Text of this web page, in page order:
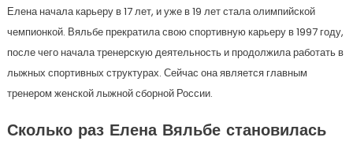
Елена начала карьеру в 17 лет, и уже в 19 лет стала олимпийской
чемпионкой. Вяльбе прекратила свою спортивную карьеру в 1997 году,
после чего начала тренерскую деятельность и продолжила работать в
лыжных спортивных структурах. Сейчас она является главным
тренером женской лыжной сборной России.
Сколько раз Елена Вяльбе становилась